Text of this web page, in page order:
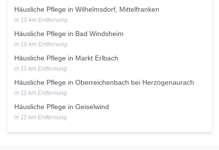
Häusliche Pflege in Wilhelmsdorf, Mittelfranken
in 10 km Entfernung
Häusliche Pflege in Bad Windsheim
in 10 km Entfernung
Häusliche Pflege in Markt Erlbach
in 11 km Entfernung
Häusliche Pflege in Oberreichenbach bei Herzogenaurach
in 11 km Entfernung
Häusliche Pflege in Geiselwind
in 11 km Entfernung